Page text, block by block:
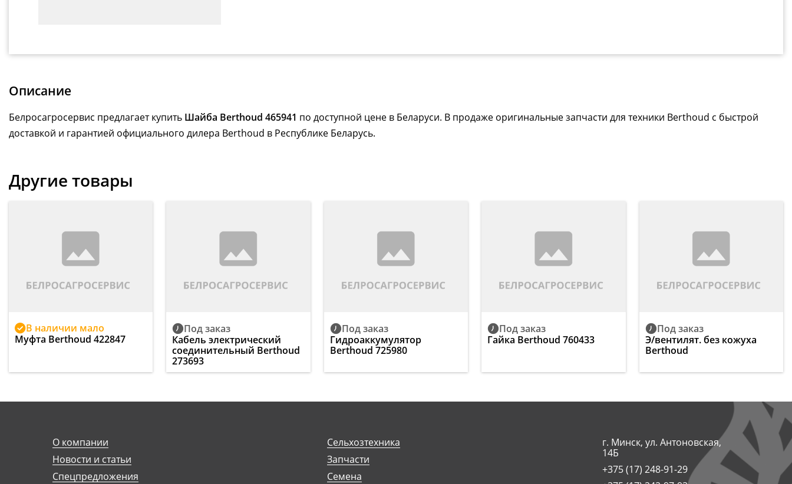
Описание
Белросагросервис предлагает купить Шайба Berthoud 465941 по доступной цене в Беларуси. В продаже оригинальные запчасти для техники Berthoud с быстрой
доставкой и гарантией официального дилера Berthoud в Республике Беларусь.
Другие товары
В наличии мало
Муфта Berthoud 422847
Под заказ
Кабель электрический
соединительный Berthoud
273693
Под заказ
Гидроаккумулятор
Berthoud 725980
Под заказ
Гайка Berthoud 760433
Под заказ
Э/вентилят. без кожуха
Berthoud
О компании
Новости и статьи
Спецпредложения
Сельхозтехника
Запчасти
Семена
г. Минск, ул. Антоновская,
14Б
+375 (17) 248-91-29